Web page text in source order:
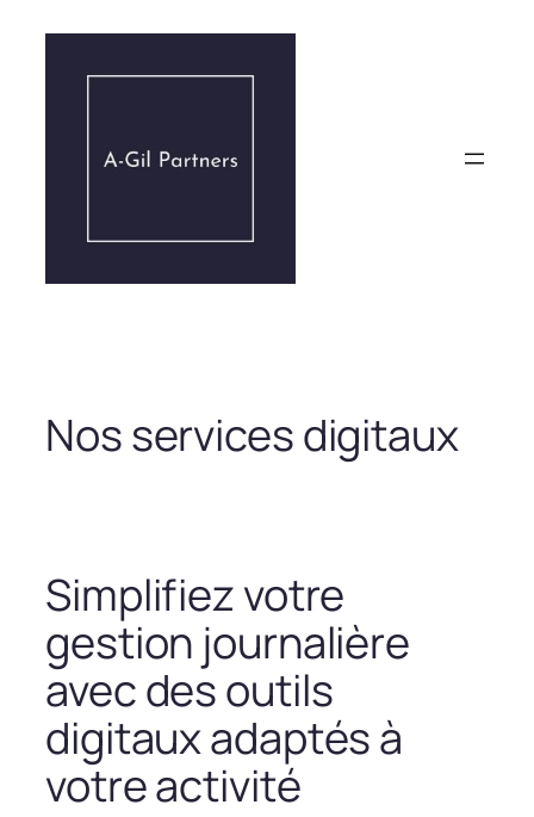
contenu
Nos services digitaux
Simplifiez votre
gestion journalière
avec des outils
digitaux adaptés à
votre activité